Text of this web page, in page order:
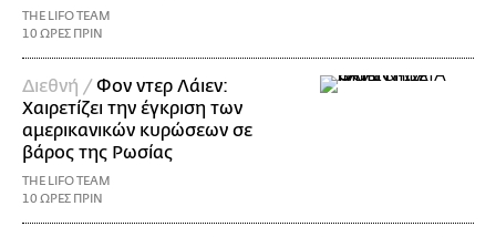
THE LIFO TEAM
10 ΩΡΕΣ ΠΡΙΝ
Διεθνή / Φον ντερ Λάιεν:
Χαιρετίζει την έγκριση των
αμερικανικών κυρώσεων σε
βάρος της Ρωσίας
THE LIFO TEAM
10 ΩΡΕΣ ΠΡΙΝ